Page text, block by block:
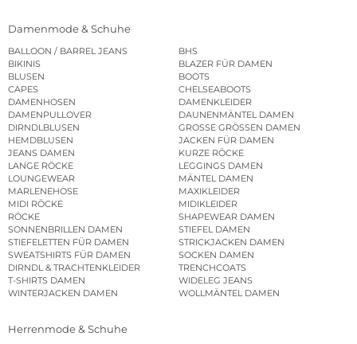
Damenmode & Schuhe
BALLOON / BARREL JEANS
BHS
BIKINIS
BLAZER FÜR DAMEN
BLUSEN
BOOTS
CAPES
CHELSEABOOTS
DAMENHOSEN
DAMENKLEIDER
DAMENPULLOVER
DAUNENMÄNTEL DAMEN
DIRNDLBLUSEN
GROSSE GRÖSSEN DAMEN
HEMDBLUSEN
JACKEN FÜR DAMEN
JEANS DAMEN
KURZE RÖCKE
LANGE RÖCKE
LEGGINGS DAMEN
LOUNGEWEAR
MÄNTEL DAMEN
MARLENEHOSE
MAXIKLEIDER
MIDI RÖCKE
MIDIKLEIDER
RÖCKE
SHAPEWEAR DAMEN
SONNENBRILLEN DAMEN
STIEFEL DAMEN
STIEFELETTEN FÜR DAMEN
STRICKJACKEN DAMEN
SWEATSHIRTS FÜR DAMEN
SOCKEN DAMEN
DIRNDL & TRACHTENKLEIDER
TRENCHCOATS
T-SHIRTS DAMEN
WIDELEG JEANS
WINTERJACKEN DAMEN
WOLLMÄNTEL DAMEN
Herrenmode & Schuhe